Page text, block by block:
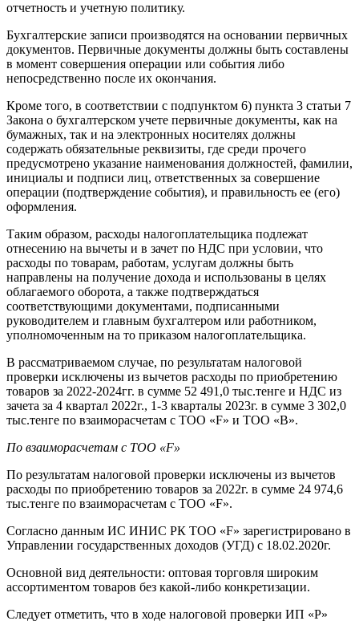
отчетность и учетную политику.
Бухгалтерские записи производятся на основании первичных
документов. Первичные документы должны быть составлены
в момент совершения операции или события либо
непосредственно после их окончания.
Кроме того, в соответствии с подпунктом 6) пункта 3 статьи 7
Закона о бухгалтерском учете первичные документы, как на
бумажных, так и на электронных носителях должны
содержать обязательные реквизиты, где среди прочего
предусмотрено указание наименования должностей, фамилии,
инициалы и подписи лиц, ответственных за совершение
операции (подтверждение события), и правильность ее (его)
оформления.
Таким образом, расходы налогоплательщика подлежат
отнесению на вычеты и в зачет по НДС при условии, что
расходы по товарам, работам, услугам должны быть
направлены на получение дохода и использованы в целях
облагаемого оборота, а также подтверждаться
соответствующими документами, подписанными
руководителем и главным бухгалтером или работником,
уполномоченным на то приказом налогоплательщика.
В рассматриваемом случае, по результатам налоговой
проверки исключены из вычетов расходы по приобретению
товаров за 2022-2024гг. в сумме 52 491,0 тыс.тенге и НДС из
зачета за 4 квартал 2022г., 1-3 кварталы 2023г. в сумме 3 302,0
тыс.тенге по взаиморасчетам с ТОО «F» и ТОО «B».
По взаиморасчетам с ТОО «F»
По результатам налоговой проверки исключены из вычетов
расходы по приобретению товаров за 2022г. в сумме 24 974,6
тыс.тенге по взаиморасчетам с ТОО «F».
Согласно данным ИС ИНИС РК ТОО «F» зарегистрировано в
Управлении государственных доходов (УГД) с 18.02.2020г.
Основной вид деятельности: оптовая торговля широким
ассортиментом товаров без какой-либо конкретизации.
Следует отметить, что в ходе налоговой проверки ИП «P»